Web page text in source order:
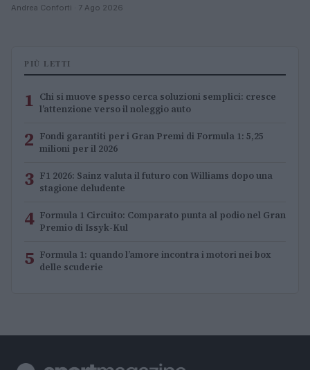
Andrea Conforti · 7 Ago 2026
PIÙ LETTI
1 Chi si muove spesso cerca soluzioni semplici: cresce
l’attenzione verso il noleggio auto
2 Fondi garantiti per i Gran Premi di Formula 1: 5,25
milioni per il 2026
3 F1 2026: Sainz valuta il futuro con Williams dopo una
stagione deludente
4 Formula 1 Circuito: Comparato punta al podio nel Gran
Premio di Issyk-Kul
5 Formula 1: quando l’amore incontra i motori nei box
delle scuderie